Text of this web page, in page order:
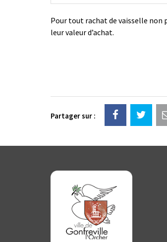
Pour tout rachat de vaisselle non
leur valeur d’achat.
Partager sur :